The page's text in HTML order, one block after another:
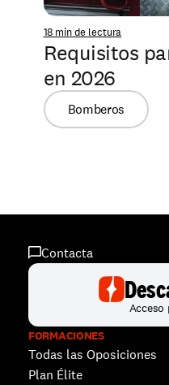
18 min de lectura
Requisitos
en 2026
Bomberos
FORMACIONES
Todas las Oposiciones
Plan Élite
Contacta
Acceso